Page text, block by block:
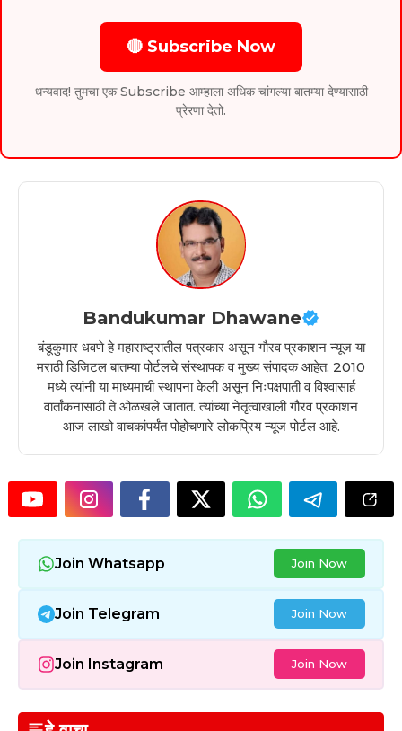
🔴 Subscribe Now
धन्यवाद! तुमचा एक Subscribe आम्हाला अधिक चांगल्या बातम्या देण्यासाठी
प्रेरणा देतो.
Bandukumar Dhawane
बंडूकुमार धवणे हे महाराष्ट्रातील पत्रकार असून गौरव प्रकाशन न्यूज या
मराठी डिजिटल बातम्या पोर्टलचे संस्थापक व मुख्य संपादक आहेत. 2010
मध्ये त्यांनी या माध्यमाची स्थापना केली असून निःपक्षपाती व विश्वासार्ह
वार्तांकनासाठी ते ओळखले जातात. त्यांच्या नेतृत्वाखाली गौरव प्रकाशन
आज लाखो वाचकांपर्यंत पोहोचणारे लोकप्रिय न्यूज पोर्टल आहे.
Join Whatsapp Join Now
Join Telegram Join Now
Join Instagram Join Now